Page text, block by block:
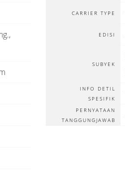
.,
CARRIER TYPE
EDISI
SUBYEK
INFO DETIL
SPESIFIK
PERNYATAAN
TANGGUNGJAWAB